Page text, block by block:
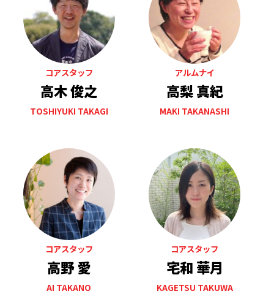
コアスタッフ
高木 俊之
TOSHIYUKI TAKAGI
アルムナイ
高梨 真紀
MAKI TAKANASHI
コアスタッフ
高野 愛
AI TAKANO
コアスタッフ
宅和 華月
KAGETSU TAKUWA